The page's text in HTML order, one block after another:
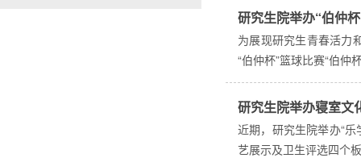
研究生院举办“伯仲
为展现研究生青春活力
“伯仲杯”篮球比赛“伯
研究生院举办寝室文
近期，研究生院举办“
艺展示及卫生评选四个